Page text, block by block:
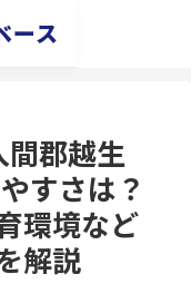
ース
間郡越生
すさは？
環境など
解説